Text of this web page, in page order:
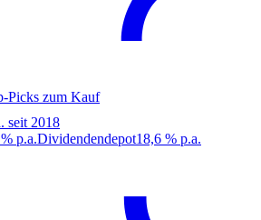
Picks zum Kauf
seit 2018
p.a.Dividendendepot18,6 % p.a.